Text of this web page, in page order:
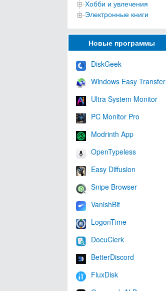
Хобби и увлечения
Электронные книги
Новые программы
DiskGeek
Windows Easy Transfer
Ultra System Monitor
PC Monitor Pro
Modrinth App
OpenTypeless
Easy Diffusion
Snipe Browser
VanishBit
LogonTime
DocuClerk
BetterDiscord
FluxDisk